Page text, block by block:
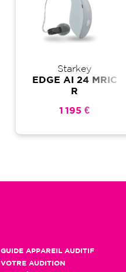
Starkey
EDGE AI 24 MRIC
R
1 195 €
GUIDE APPAREIL AUDITIF
VOTRE AUDITION